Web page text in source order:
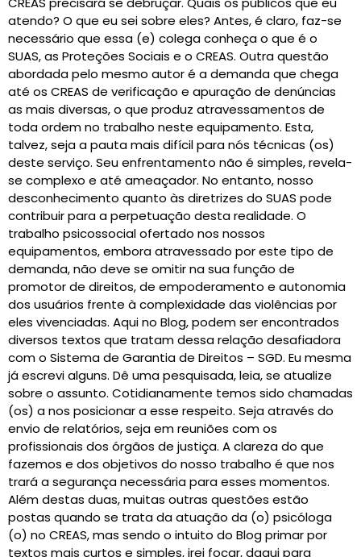
atendo? O que eu sei sobre eles? Antes, é claro, faz-se
necessário que essa (e) colega conheça o que é o
SUAS, as Proteções Sociais e o CREAS. Outra questão
abordada pelo mesmo autor é a demanda que chega
até os CREAS de verificação e apuração de denúncias
as mais diversas, o que produz atravessamentos de
toda ordem no trabalho neste equipamento. Esta,
talvez, seja a pauta mais difícil para nós técnicas (os)
deste serviço. Seu enfrentamento não é simples, revela-
se complexo e até ameaçador. No entanto, nosso
desconhecimento quanto às diretrizes do SUAS pode
contribuir para a perpetuação desta realidade. O
trabalho psicossocial ofertado nos nossos
equipamentos, embora atravessado por este tipo de
demanda, não deve se omitir na sua função de
promotor de direitos, de empoderamento e autonomia
dos usuários frente à complexidade das violências por
eles vivenciadas. Aqui no Blog, podem ser encontrados
diversos textos que tratam dessa relação desafiadora
com o Sistema de Garantia de Direitos – SGD. Eu mesma
já escrevi alguns. Dê uma pesquisada, leia, se atualize
sobre o assunto. Cotidianamente temos sido chamadas
(os) a nos posicionar a esse respeito. Seja através do
envio de relatórios, seja em reuniões com os
profissionais dos órgãos de justiça. A clareza do que
fazemos e dos objetivos do nosso trabalho é que nos
trará a segurança necessária para esses momentos.
Além destas duas, muitas outras questões estão
postas quando se trata da atuação da (o) psicóloga
(o) no CREAS, mas sendo o intuito do Blog primar por
textos mais curtos e simples, irei focar, daqui para